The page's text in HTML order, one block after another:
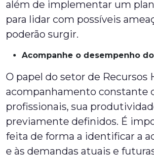
além de implementar um
para lidar com possíveis
poderão surgir.
Acompanhe o desempenho
O papel do setor de
acompanhamento constante
profissionais, sua
previamente definidos. É
feita de forma a identificar a
e às demandas atuais e